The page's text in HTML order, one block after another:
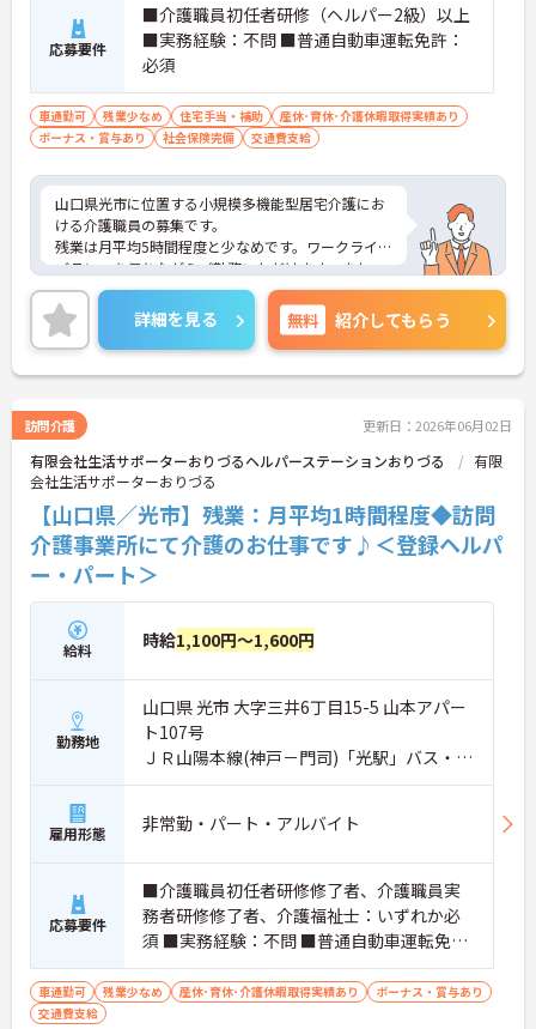
応募要件
■介護職員初任者研修（ヘルパー2級）以上
■実務経験：不問 ■普通自動車運転免許：
必須
車通勤可 残業少なめ 住宅手当・補助
産休･育休･介護休暇取得実績あり
ボーナス・賞与あり
社会保険完備 交通費支給
山口県光市に位置する小規模多機能型居宅介護にお
ける介護職員の募集です。
残業は月平均5時間程度と少なめです。ワークライフ
バランスを保ちながらご勤務いただけます。また、
育児休業・介護休業の取得実績もあり、ライフステ
ージが変化しても安心してお勤めいただける環境で
す。
ご興味のある方には、面接対策ポイントなど、さら
に詳細をご案内しますのでお気軽にご相談くださ
詳細を見る 無料 紹介してもらう
訪問介護 更新日：2026年06月02日
有限会社生活サポーターおりづるヘルパーステーションおりづる
有限
会社生活サポーターおりづる
【山口県／光市】残業：月平均1時間程度◆訪問
介護事業所にて介護のお仕事です♪＜登録ヘルパ
ー・パート＞
給料 時給1,100円～1,600円
勤務地
山口県 光市 大字三井6丁目15-5 山本アパー
ト107号
ＪＲ山陽本線(神戸－門司)「光駅」バス・車
5分
雇用形態 非常勤・パート・アルバイト
応募要件
■介護職員初任者研修修了者、介護職員実
務者研修修了者、介護福祉士：いずれか必
須 ■実務経験：不問 ■普通自動車運転免
許：必須
車通勤可 残業少なめ 産休･育休･介護休暇取得実績あり
ボーナス・賞与あり
交通費支給